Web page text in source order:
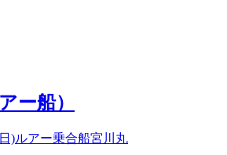
ー船）
)ルアー乗合船宮川丸